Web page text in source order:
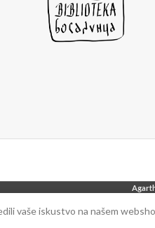
vaše iskustvo na našem